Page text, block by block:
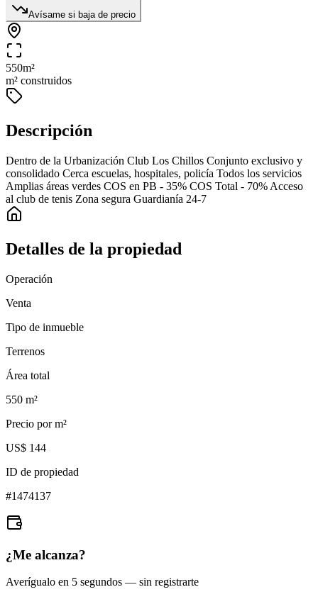
Avísame si baja de precio
550m²
m² construidos
Descripción
Dentro de la Urbanización Club Los Chillos Conjunto exclusivo y
consolidado Cerca escuelas, hospitales, policía Todos los servicios
Amplias áreas verdes COS en PB - 35% COS Total - 70% Acceso
al club de tenis Zona segura Guardianía 24-7
Detalles de la propiedad
Operación
Venta
Tipo de inmueble
Terrenos
Área total
550 m²
Precio por m²
US$ 144
ID de propiedad
#1474137
¿Me alcanza?
Averígualo en 5 segundos — sin registrarte